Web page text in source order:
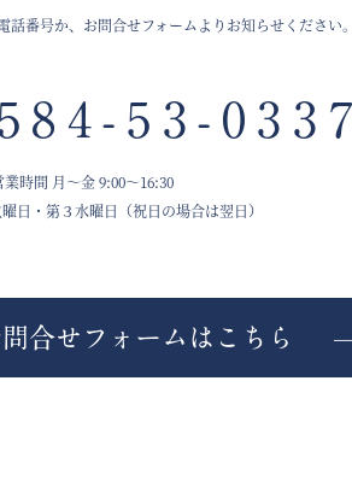
話番号か、お問合せフォームよりお知らせください
53-
業時間 月～金 9:00～16:30
日・第３水曜日（祝日の場合は翌日）
合せフォームはこちら